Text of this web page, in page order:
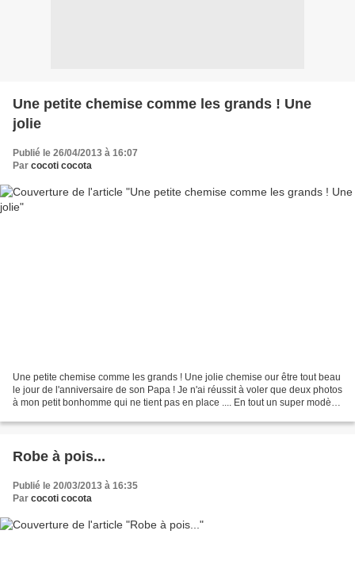
Une petite chemise comme les grands ! Une
jolie
Publié le 26/04/2013 à 16:07
Par cocoti cocota
Une petite chemise comme les grands ! Une jolie chemise our être tout beau
le jour de l'anniversaire de son Papa ! Je n'ai réussit à voler que deux photos
à mon petit bonhomme qui ne tient pas en place .... En tout un super modèle
Robe à pois...
Publié le 20/03/2013 à 16:35
Par cocoti cocota